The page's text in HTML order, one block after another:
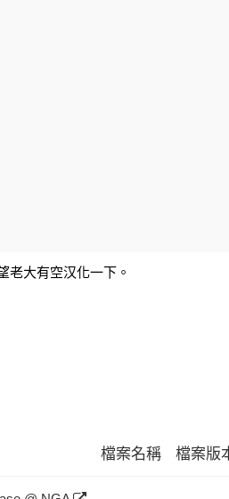
老大有空汉化一下。
檔案名稱 檔案版